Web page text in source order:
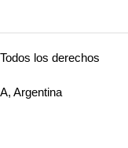
los derechos
Argentina